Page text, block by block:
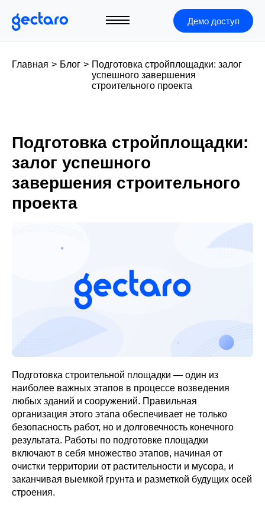
Демо доступ
Главная > Блог > Подготовка стройплощадки: залог
успешного завершения
строительного проекта
Подготовка стройплощадки:
залог успешного
завершения строительного
проекта
Подготовка строительной площадки — один из
наиболее важных этапов в процессе возведения
любых зданий и сооружений. Правильная
организация этого этапа обеспечивает не только
безопасность работ, но и долговечность конечного
результата. Работы по подготовке площадки
включают в себя множество этапов, начиная от
очистки территории от растительности и мусора, и
заканчивая выемкой грунта и разметкой будущих осей
строения.